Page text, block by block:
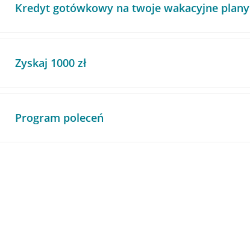
Kredyt gotówkowy na twoje wakacyjne plany
Zyskaj 1000 zł
Program poleceń